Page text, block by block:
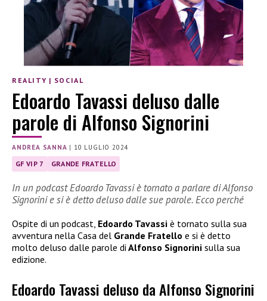
REALITY | SOCIAL
Edoardo Tavassi deluso dalle
parole di Alfonso Signorini
ANDREA SANNA | 10 LUGLIO 2024
GF VIP 7 GRANDE FRATELLO
In un podcast Edoardo Tavassi è tornato a parlare di Alfonso
Signorini e si è detto deluso dalle sue parole. Ecco perché
Ospite di un podcast, Edoardo Tavassi è tornato sulla sua
avventura nella Casa del Grande Fratello e si è detto
molto deluso dalle parole di Alfonso Signorini sulla sua
edizione.
Edoardo Tavassi deluso da Alfonso Signorini